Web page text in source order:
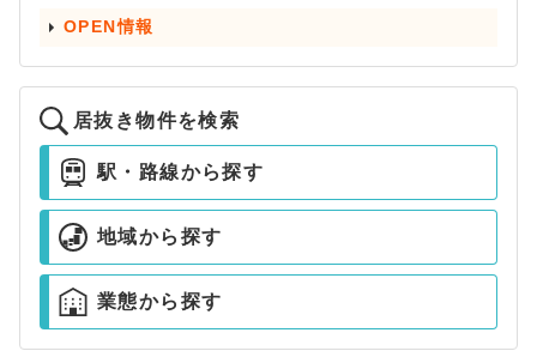
OPEN情報
居抜き物件を検索
駅・路線から探す
地域から探す
業態から探す